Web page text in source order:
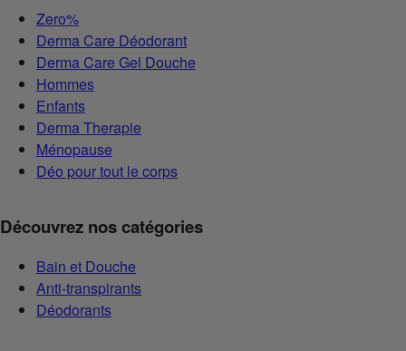
Zero%
Derma Care Déodorant
Derma Care Gel Douche
Hommes
Enfants
Derma Therapie
Ménopause
Déo pour tout le corps
Découvrez nos catégories
Bain et Douche
Anti-transpirants
Déodorants